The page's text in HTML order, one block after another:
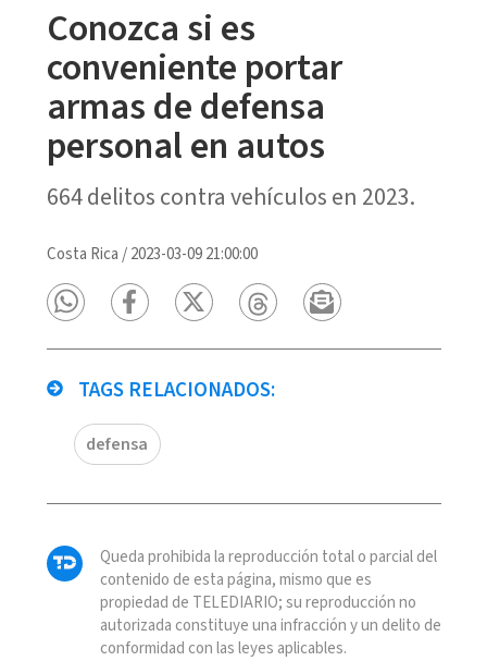
Conozca si es
conveniente portar
armas de defensa
personal en autos
664 delitos contra vehículos en 2023.
Costa Rica /2023-03-09 21:00:00
TAGS RELACIONADOS:
defensa
Queda prohibida la reproducción total o parcial del
contenido de esta página, mismo que es
propiedad de TELEDIARIO; su reproducción no
autorizada constituye una infracción y un delito de
conformidad con las leyes aplicables.